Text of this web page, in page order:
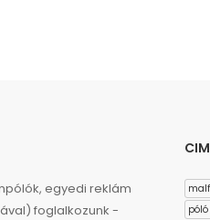
egyedi reklám
foglalkozunk -